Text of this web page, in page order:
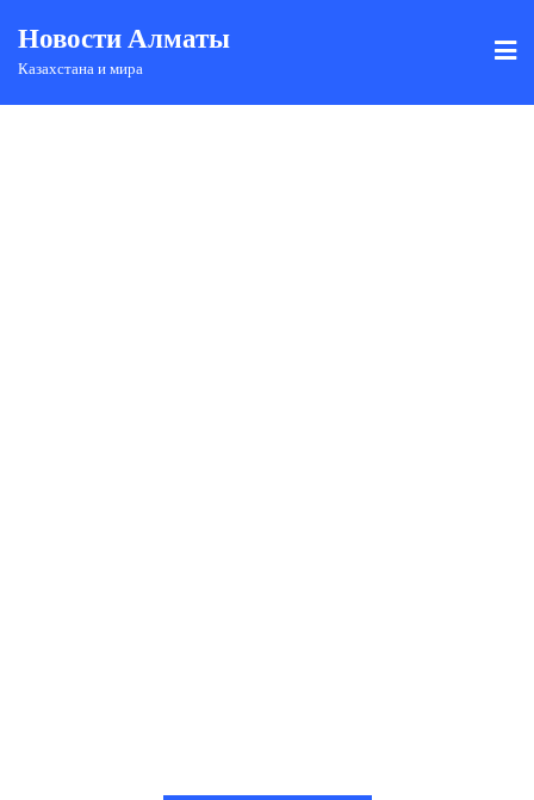
Новости Алматы
Казахстана и мира